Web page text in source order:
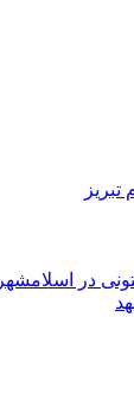
در اسلامشهر